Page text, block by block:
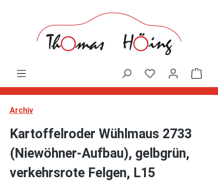
Archiv
Kartoffelroder Wühlmaus 2733
(Niewöhner-Aufbau), gelbgrün,
verkehrsrote Felgen, L15